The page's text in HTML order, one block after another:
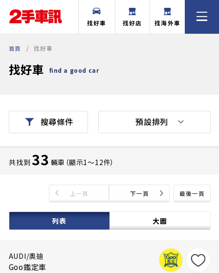
找好車 找好店 找海外車
首頁 找好車
找好車 find a good car
搜尋條件
共找到 33 輛車（顯示1〜12件）
最後一頁
上一頁 下一頁
列表 大圖
預設排列
AUDI/奧迪
Goo鑑定車